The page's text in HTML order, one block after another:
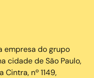
empresa do grupo
cidade de São Paulo,
Cintra, nº 1149,